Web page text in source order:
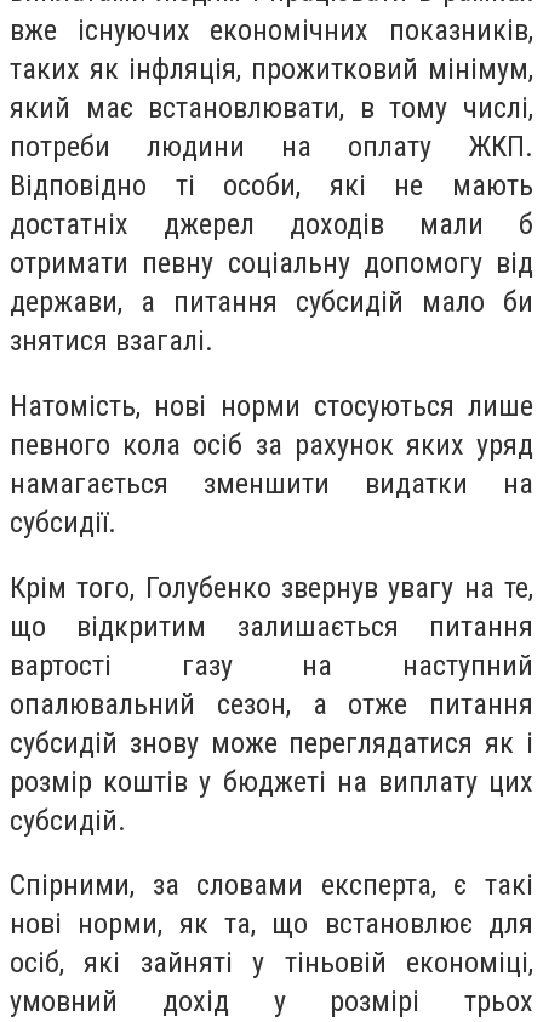
вже існуючих економічних показників,
таких як інфляція, прожитковий мінімум,
який має встановлювати, в тому числі,
потреби людини на оплату ЖКП.
Відповідно ті особи, які не мають
достатніх джерел доходів мали б
отримати певну соціальну допомогу від
держави, а питання субсидій мало би
знятися взагалі.
Натомість, нові норми стосуються лише
певного кола осіб за рахунок яких уряд
намагається зменшити видатки на
субсидії.
Крім того, Голубенко звернув увагу на те,
що відкритим залишається питання
вартості газу на наступний
опалювальний сезон, а отже питання
субсидій знову може переглядатися як і
розмір коштів у бюджеті на виплату цих
субсидій.
Спірними, за словами експерта, є такі
нові норми, як та, що встановлює для
осіб, які зайняті у тіньовій економіці,
умовний дохід у розмірі трьох